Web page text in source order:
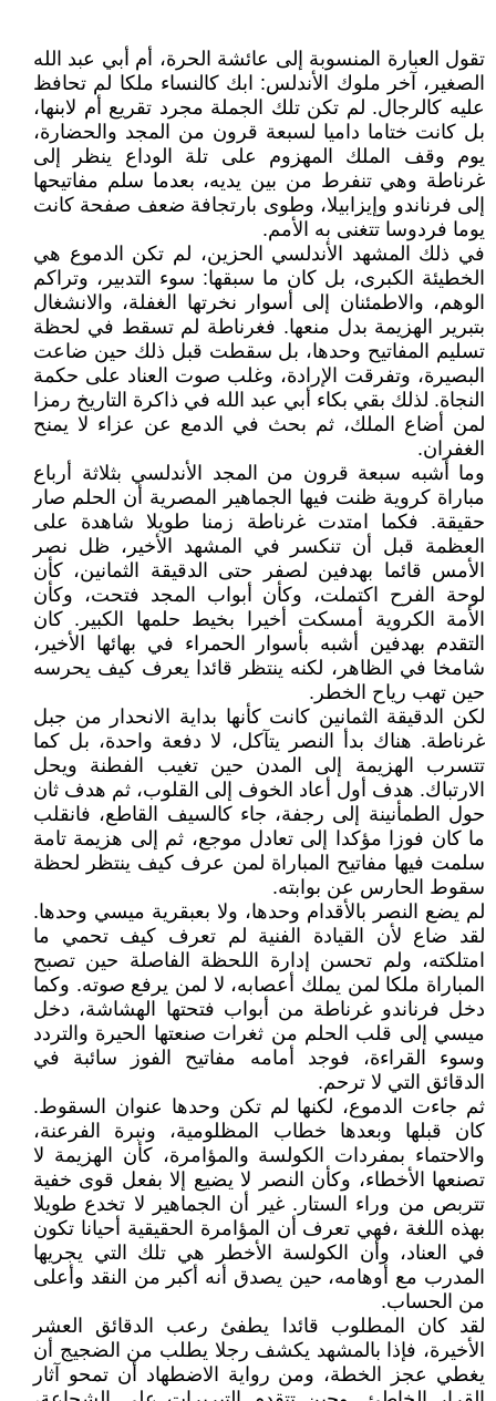
تقول العبارة المنسوبة إلى عائشة الحرة، أم أبي عبد الله
الصغير، آخر ملوك الأندلس: ابك كالنساء ملكا لم تحافظ
عليه كالرجال. لم تكن تلك الجملة مجرد تقريع أم لابنها،
بل كانت ختاما داميا لسبعة قرون من المجد والحضارة،
يوم وقف الملك المهزوم على تلة الوداع ينظر إلى
غرناطة وهي تنفرط من بين يديه، بعدما سلم مفاتيحها
إلى فرناندو وإيزابيلا، وطوى بارتجافة ضعف صفحة كانت
يوما فردوسا تتغنى به الأمم.
في ذلك المشهد الأندلسي الحزين، لم تكن الدموع هي
الخطيئة الكبرى، بل كان ما سبقها: سوء التدبير، وتراكم
الوهم، والاطمئنان إلى أسوار نخرتها الغفلة، والانشغال
بتبرير الهزيمة بدل منعها. فغرناطة لم تسقط في لحظة
تسليم المفاتيح وحدها، بل سقطت قبل ذلك حين ضاعت
البصيرة، وتفرقت الإرادة، وغلب صوت العناد على حكمة
النجاة. لذلك بقي بكاء أبي عبد الله في ذاكرة التاريخ رمزا
لمن أضاع الملك، ثم بحث في الدمع عن عزاء لا يمنح
الغفران.
وما أشبه سبعة قرون من المجد الأندلسي بثلاثة أرباع
مباراة كروية ظنت فيها الجماهير المصرية أن الحلم صار
حقيقة. فكما امتدت غرناطة زمنا طويلا شاهدة على
العظمة قبل أن تنكسر في المشهد الأخير، ظل نصر
الأمس قائما بهدفين لصفر حتى الدقيقة الثمانين، كأن
لوحة الفرح اكتملت، وكأن أبواب المجد فتحت، وكأن
الأمة الكروية أمسكت أخيرا بخيط حلمها الكبير. كان
التقدم بهدفين أشبه بأسوار الحمراء في بهائها الأخير،
شامخا في الظاهر، لكنه ينتظر قائدا يعرف كيف يحرسه
حين تهب رياح الخطر.
لكن الدقيقة الثمانين كانت كأنها بداية الانحدار من جبل
غرناطة. هناك بدأ النصر يتآكل، لا دفعة واحدة، بل كما
تتسرب الهزيمة إلى المدن حين تغيب الفطنة ويحل
الارتباك. هدف أول أعاد الخوف إلى القلوب، ثم هدف ثان
حول الطمأنينة إلى رجفة، جاء كالسيف القاطع، فانقلب
ما كان فوزا مؤكدا إلى تعادل موجع، ثم إلى هزيمة تامة
سلمت فيها مفاتيح المباراة لمن عرف كيف ينتظر لحظة
سقوط الحارس عن بوابته.
لم يضع النصر بالأقدام وحدها، ولا بعبقرية ميسي وحدها.
لقد ضاع لأن القيادة الفنية لم تعرف كيف تحمي ما
امتلكته، ولم تحسن إدارة اللحظة الفاصلة حين تصبح
المباراة ملكا لمن يملك أعصابه، لا لمن يرفع صوته. وكما
دخل فرناندو غرناطة من أبواب فتحتها الهشاشة، دخل
ميسي إلى قلب الحلم من ثغرات صنعتها الحيرة والتردد
وسوء القراءة، فوجد أمامه مفاتيح الفوز سائبة في
الدقائق التي لا ترحم.
ثم جاءت الدموع، لكنها لم تكن وحدها عنوان السقوط.
كان قبلها وبعدها خطاب المظلومية، ونبرة الفرعنة،
والاحتماء بمفردات الكولسة والمؤامرة، كأن الهزيمة لا
تصنعها الأخطاء، وكأن النصر لا يضيع إلا بفعل قوى خفية
تتربص من وراء الستار. غير أن الجماهير لا تخدع طويلا
بهذه اللغة ،فهي تعرف أن المؤامرة الحقيقية أحيانا تكون
في العناد، وأن الكولسة الأخطر هي تلك التي يجريها
المدرب مع أوهامه، حين يصدق أنه أكبر من النقد وأعلى
من الحساب.
لقد كان المطلوب قائدا يطفئ رعب الدقائق العشر
الأخيرة، فإذا بالمشهد يكشف رجلا يطلب من الضجيج أن
يغطي عجز الخطة، ومن رواية الاضطهاد أن تمحو آثار